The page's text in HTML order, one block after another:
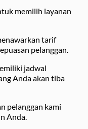
memilih layanan
tarif
pelanggan.
jadwal
Anda akan tiba
pelanggan kami
Anda.